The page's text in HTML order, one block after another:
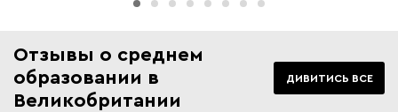
Отзывы о среднем
образовании в
Великобритании
ДИВИТИСЬ ВСЕ